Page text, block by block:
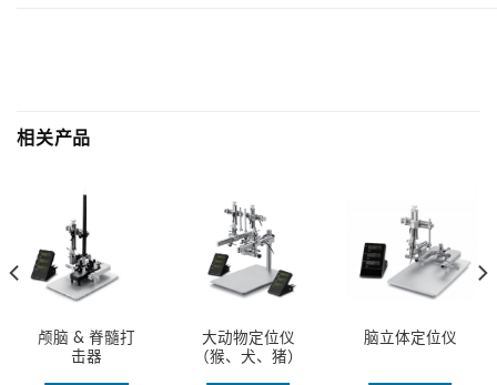
相关产品
颅脑 & 脊髓打
击器
大动物定位仪
（猴、犬、猪）
脑立体定位仪